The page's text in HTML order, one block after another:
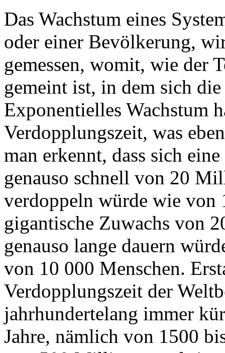
Das Wachstum eines
oder einer Bevölkerung,
gemessen, womit, wie der
gemeint ist, in dem sich
Exponentielles Wachstum
Verdopplungszeit, was
man erkennt, dass sich
genauso schnell von 20
verdoppeln würde wie von
gigantische Zuwachs von
genauso lange dauern
von 10 000 Menschen.
Verdopplungszeit der
jahrhundertelang immer
Jahre, nämlich von 1500